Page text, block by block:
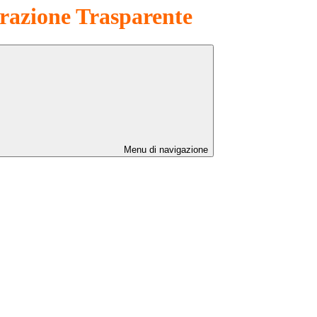
Trasparente
Menu di navigazione